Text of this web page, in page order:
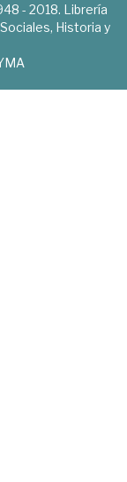
- 2018. Librería
Historia y